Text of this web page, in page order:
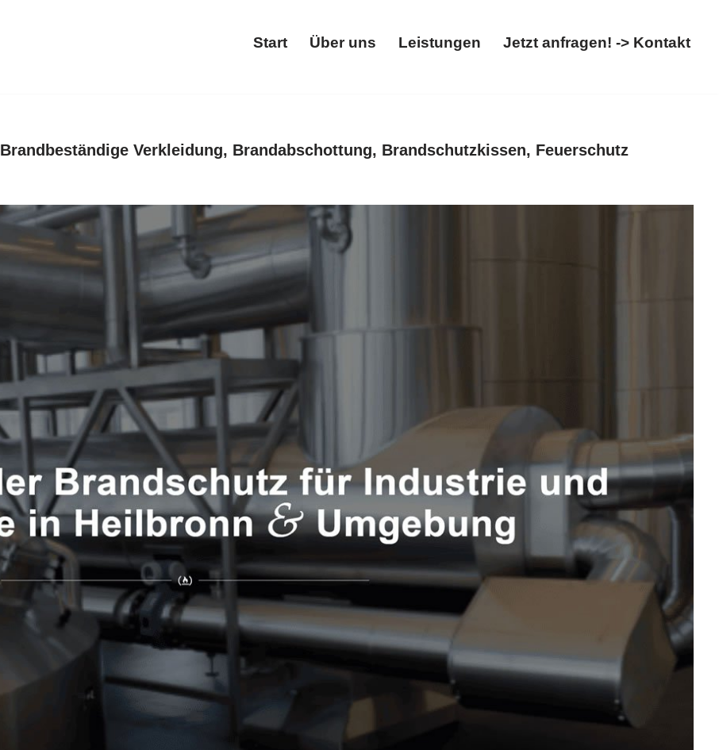
Start Über uns Leistungen Jetzt anfragen! -> Kontakt
Brandbeständige Verkleidung, Brandabschottung, Brandschutzkissen, Feuerschutz